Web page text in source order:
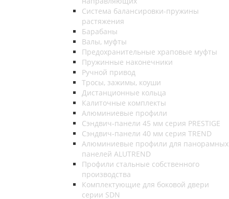
Система балансировки-пружины
растяжения
Барабаны
Валы, муфты
Предохранительные храповые муфты
Пружинные наконечники
Ручной привод
Тросы, зажимы, коуши
Дистанционные кольца
Калиточные комплекты
Алюминиевые профили
Сэндвич-панели 45 мм серия PRESTIGE
Сэндвич-панели 40 мм серия TREND
Алюминиевые профили для панорамных
панелей ALUTREND
Профили стальные собственного
производства
Комплектующие для боковой двери
серии SDN